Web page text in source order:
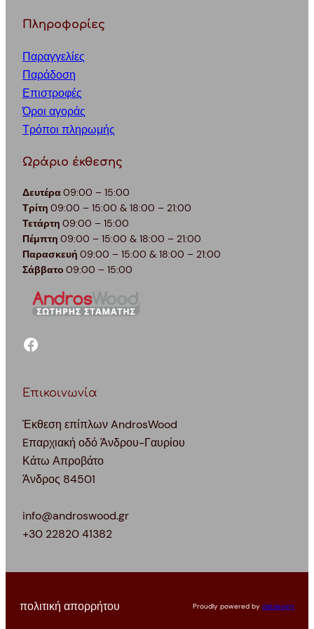
Πληροφορίες
Παραγγελίες
Παράδοση
Επιστροφές
Όροι αγοράς
Τρόποι πληρωμής
Ωράριο έκθεσης
Δευτέρα09:00 – 15:00
Τρίτη 09:00 – 15:00 & 18:00 – 21:00
Τετάρτη 09:00 – 15:00
Πέμπτη 09:00 – 15:00 & 18:00 – 21:00
Παρασκευή 09:00 – 15:00 & 18:00 – 21:00
Σάββατο 09:00 – 15:00
facebook
Επικοινωνία
Έκθεση επίπλων AndrosWood
Eπαρχιακή οδό Άνδρου-Γαυρίου
Κάτω Απροβάτο
Άνδρος 84501
info@androswood.gr
+30 22820 41382
πολιτική απορρήτου Proudly powered by datdesign